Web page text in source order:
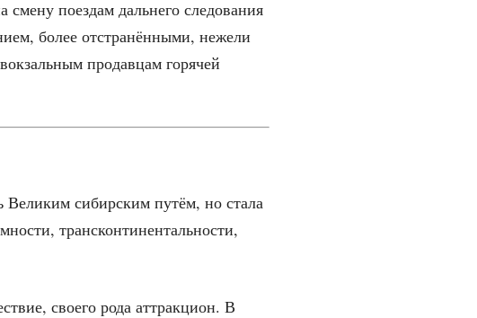
поез­дам даль­не­го сле­до­ва­ния
более отстра­нён­ны­ми, неже­ли
про­дав­цам горя­чей
Вели­ким сибир­ским путём, но ста­ла
транс­кон­ти­нен­таль­но­сти,
сво­е­го рода аттрак­ци­он. В